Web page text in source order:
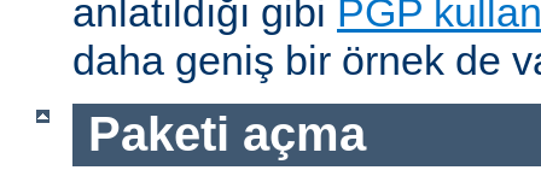
anlatıldığı gibi PGP
daha geniş bir örnek de
Paketi açma